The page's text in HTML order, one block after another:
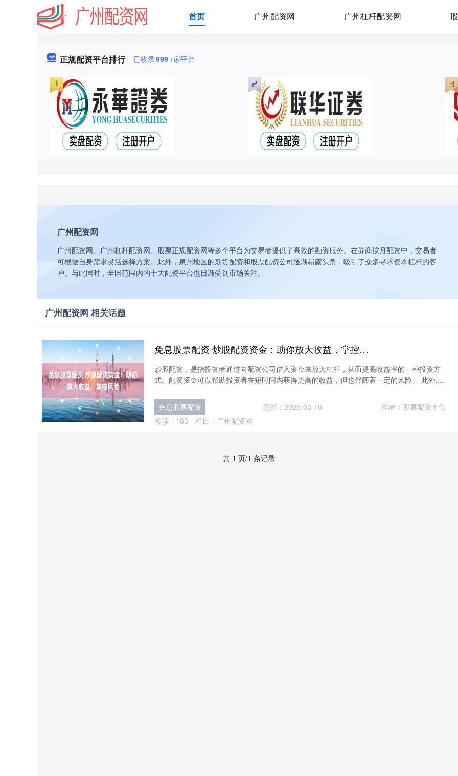
首页 广州配资网 广州杠杆配资网
正规配资平台排行 已收录999+家平台
广州配资网
广州配资网、广州杠杆配资网、股票正规配资网等多个平台为交易者提供了高效的融资服务。在券商按月配资中，交易者
可根据自身需求灵活选择方案。此外，泉州地区的期货配资和股票配资公司逐渐崭露头角，吸引了众多寻求资本杠杆的客
户。与此同时，全国范围内的十大配资平台也日渐受到市场关注。
广州配资网 相关话题
免息股票配资 炒股配资资金：助你放大收益，掌控风险
炒股配资，是指投资者通过向配资公司借入资金来放大杠杆，从而提高收益率的一种投资方
式。配资资金可以帮助投资者在短时间内获得更高的收益，但也伴随着一定的风险。 此外....
免息股票配资 更新：2025-03-10
作者：股票配资十倍
阅读： 163 栏目： 广州配资网
共 1 页/1 条记录